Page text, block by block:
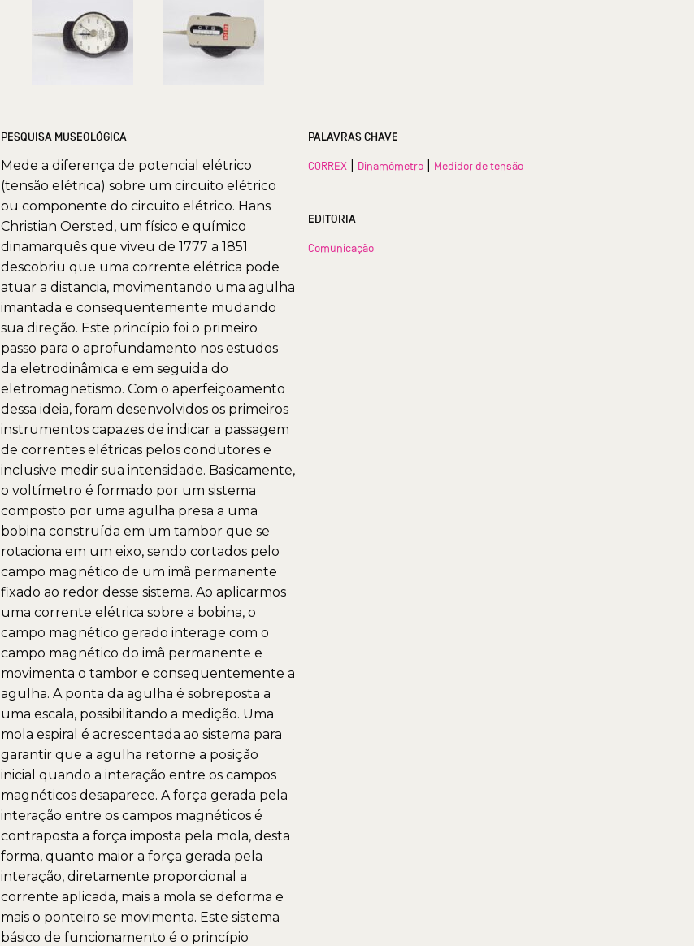
PESQUISA MUSEOLÓGICA
Mede a diferença de potencial elétrico
(tensão elétrica) sobre um circuito elétrico
ou componente do circuito elétrico. Hans
Christian Oersted, um físico e químico
dinamarquês que viveu de 1777 a 1851
descobriu que uma corrente elétrica pode
atuar a distancia, movimentando uma agulha
imantada e consequentemente mudando
sua direção. Este princípio foi o primeiro
passo para o aprofundamento nos estudos
da eletrodinâmica e em seguida do
eletromagnetismo. Com o aperfeiçoamento
dessa ideia, foram desenvolvidos os primeiros
instrumentos capazes de indicar a passagem
de correntes elétricas pelos condutores e
inclusive medir sua intensidade. Basicamente,
o voltímetro é formado por um sistema
composto por uma agulha presa a uma
bobina construída em um tambor que se
rotaciona em um eixo, sendo cortados pelo
campo magnético de um imã permanente
fixado ao redor desse sistema. Ao aplicarmos
uma corrente elétrica sobre a bobina, o
campo magnético gerado interage com o
campo magnético do imã permanente e
movimenta o tambor e consequentemente a
agulha. A ponta da agulha é sobreposta a
uma escala, possibilitando a medição. Uma
mola espiral é acrescentada ao sistema para
garantir que a agulha retorne a posição
inicial quando a interação entre os campos
magnéticos desaparece. A força gerada pela
interação entre os campos magnéticos é
contraposta a força imposta pela mola, desta
forma, quanto maior a força gerada pela
interação, diretamente proporcional a
corrente aplicada, mais a mola se deforma e
mais o ponteiro se movimenta. Este sistema
básico de funcionamento é o princípio
PALAVRAS CHAVE
CORREX Dinamômetro Medidor de tensão
EDITORIA
Comunicação